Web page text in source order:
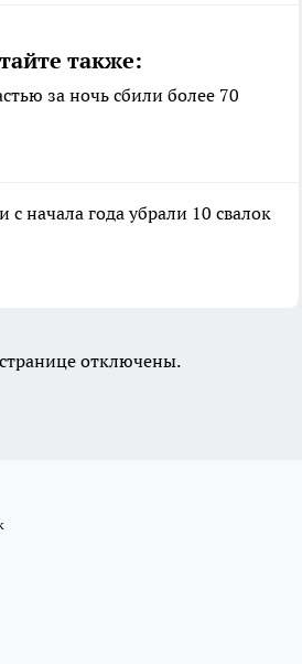
также:
за ночь сбили более 70
с начала года убрали 10 свалок
отключены.